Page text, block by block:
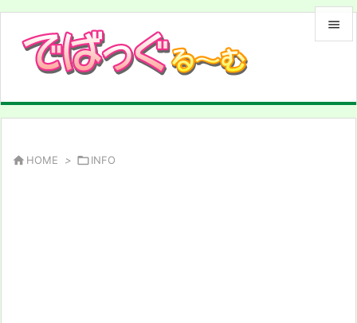


 HOME > INFO